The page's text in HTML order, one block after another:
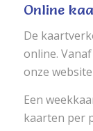
Online
De
online.
onze
Een
kaarten per